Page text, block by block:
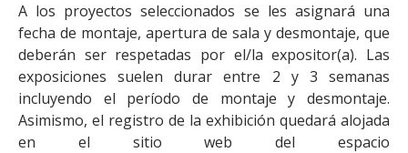
A los proyectos seleccionados se les asignará una
fecha de montaje, apertura de sala y desmontaje, que
deberán ser respetadas por el/la expositor(a). Las
exposiciones suelen durar entre 2 y 3 semanas
incluyendo el período de montaje y desmontaje.
Asimismo, el registro de la exhibición quedará alojada
en el sitio web del espacio